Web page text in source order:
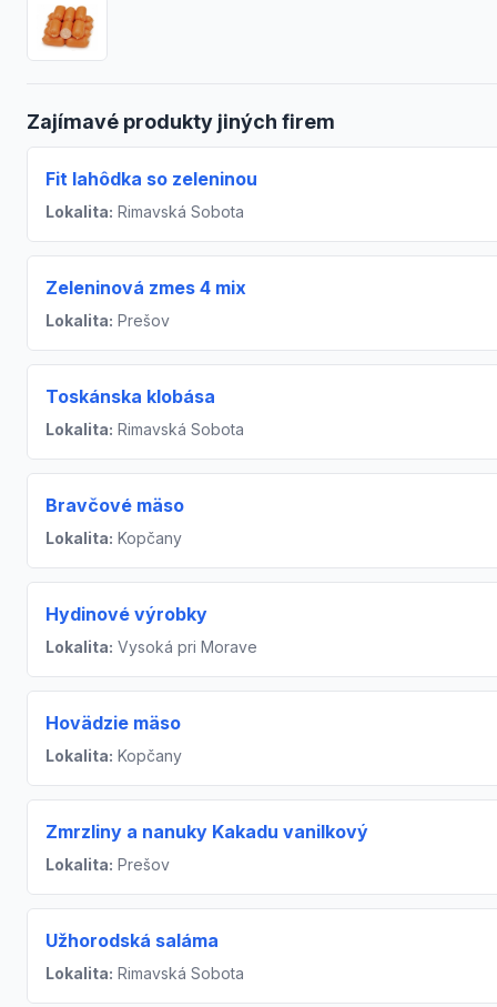
Zajímavé produkty jiných firem
Fit lahôdka so zeleninou
Lokalita: Rimavská Sobota
Zeleninová zmes 4 mix
Lokalita: Prešov
Toskánska klobása
Lokalita: Rimavská Sobota
Bravčové mäso
Lokalita: Kopčany
Hydinové výrobky
Lokalita: Vysoká pri Morave
Hovädzie mäso
Lokalita: Kopčany
Zmrzliny a nanuky Kakadu vanilkový
Lokalita: Prešov
Užhorodská saláma
Lokalita: Rimavská Sobota